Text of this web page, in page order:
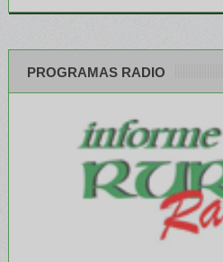
PROGRAMAS RADIO